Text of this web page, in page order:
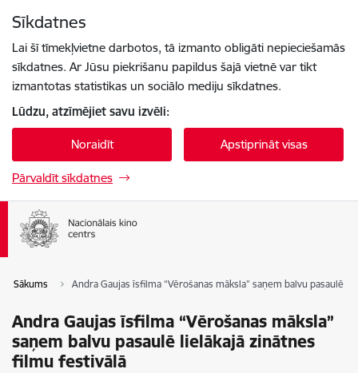
Sīkdatnes
Lai šī tīmekļvietne darbotos, tā izmanto obligāti nepieciešamās
sīkdatnes. Ar Jūsu piekrišanu papildus šajā vietnē var tikt
izmantotas statistikas un sociālo mediju sīkdatnes.
Lūdzu, atzīmējiet savu izvēli:
Noraidīt Apstiprināt visas
Pārvaldīt sīkdatnes
Sākums Andra Gaujas īsfilma “Vērošanas māksla” saņem balvu pasaulē
Andra Gaujas īsfilma “Vērošanas māksla”
saņem balvu pasaulē lielākajā zinātnes
filmu festivālā